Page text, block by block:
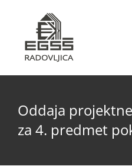
content
Oddaja
za 4. predmet